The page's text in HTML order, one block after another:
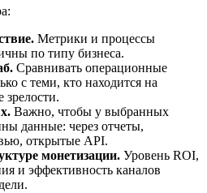
Метрики и процессы
по типу бизнеса.
Сравнивать операционные
с теми, кто находится на
зрелости.
Важно, чтобы у выбранных
данные: через отчеты,
открытые API.
монетизации. Уровень ROI,
и эффективность каналов